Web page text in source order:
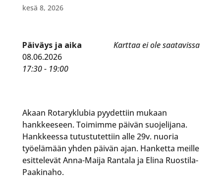
kesä 8, 2026
Karttaa ei ole saatavissa
Päiväys ja aika
08.06.2026
17:30 - 19:00
Akaan Rotaryklubia pyydettiin mukaan
hankkeeseen. Toimimme päivän suojelijana.
Hankkeessa tutustutettiin alle 29v. nuoria
työelämään yhden päivän ajan. Hanketta meille
esittelevät Anna-Maija Rantala ja Elina Ruostila-
Paakinaho.